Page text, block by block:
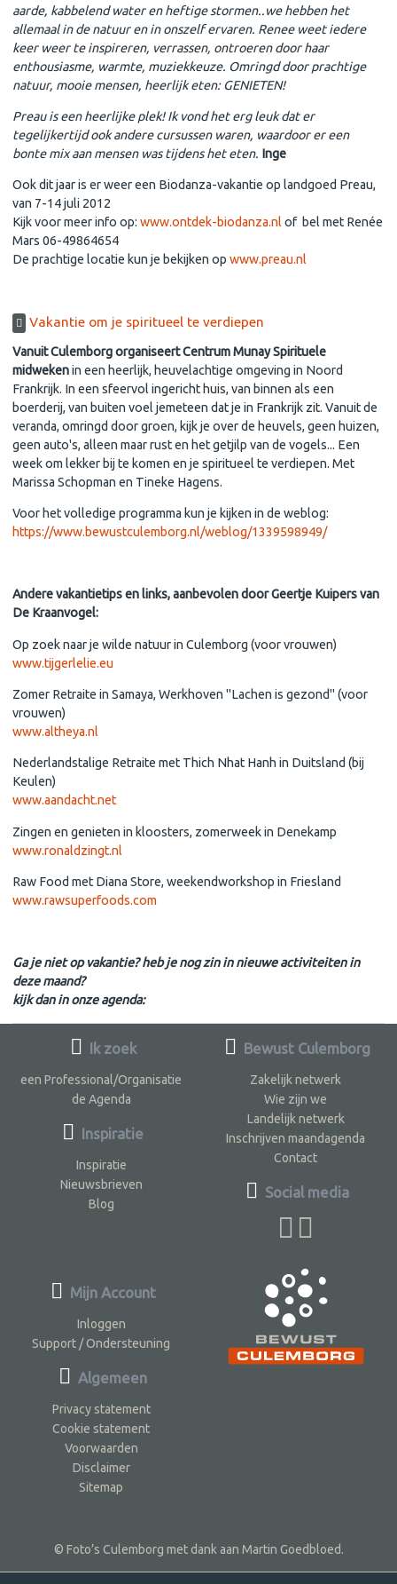
aarde, kabbelend water en heftige stormen..we hebben het
allemaal in de natuur en in onszelf ervaren. Renee weet iedere
keer weer te inspireren, verrassen, ontroeren door haar
enthousiasme, warmte, muziekkeuze. Omringd door prachtige
natuur, mooie mensen, heerlijk eten: GENIETEN!
Preau is een heerlijke plek! Ik vond het erg leuk dat er
tegelijkertijd ook andere cursussen waren, waardoor er een
bonte mix aan mensen was tijdens het eten. Inge
Ook dit jaar is er weer een Biodanza-vakantie op landgoed Preau,
van 7-14 juli 2012
Kijk voor meer info op: www.ontdek-biodanza.nlof bel met Renée
Mars 06-49864654
De prachtige locatie kun je bekijken op www.preau.nl
Vakantie om je spiritueel te verdiepen
Vanuit Culemborg organiseert Centrum Munay Spirituele
midwekenin een heerlijk, heuvelachtige omgeving in Noord
Frankrijk. In een sfeervol ingericht huis, van binnen als een
boerderij, van buiten voel jemeteen dat je in Frankrijk zit. Vanuit de
veranda, omringd door groen, kijk je over de heuvels, geen huizen,
geen auto's, alleen maar rust en het getjilp van de vogels... Een
week om lekker bij te komen en je spiritueel te verdiepen. Met
Marissa Schopman en Tineke Hagens.
Voor het volledige programma kun je kijken in de weblog:
https://www.bewustculemborg.nl/weblog/1339598949/
Andere vakantietips en links, aanbevolen door Geertje Kuipers van
De Kraanvogel:
Op zoek naar je wilde natuur in Culemborg (voor vrouwen)
www.tijgerlelie.eu
Zomer Retraite in Samaya, Werkhoven "Lachen is gezond" (voor
vrouwen)
www.altheya.nl
Nederlandstalige Retraite met Thich Nhat Hanh in Duitsland (bij
Keulen)
www.aandacht.net
Zingen en genieten in kloosters, zomerweek in Denekamp
www.ronaldzingt.nl
Raw Food met Diana Store, weekendworkshop in Friesland
www.rawsuperfoods.com
Ga je niet op vakantie? heb je nog zin in nieuwe activiteiten in
deze maand?
kijk dan in onze agenda:
Ik zoek
een Professional/Organisatie
de Agenda
Inspiratie
Inspiratie
Nieuwsbrieven
Blog
Bewust Culemborg
Zakelijk netwerk
Wie zijn we
Landelijk netwerk
Inschrijven maandagenda
Contact
Social media
Mijn Account
Inloggen
Support / Ondersteuning
Algemeen
Privacy statement
Cookie statement
Voorwaarden
Disclaimer
Sitemap
© Foto’s Culemborg met dank aan Martin Goedbloed.